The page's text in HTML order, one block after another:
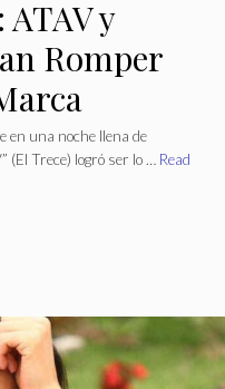
y
Romper
en una noche llena de
(El Trece) logró ser lo … Read